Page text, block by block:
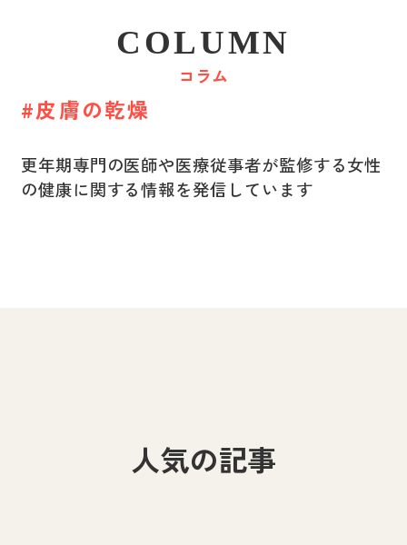
COLUMN
コラム
#皮膚の乾燥
更年期専門の医師や医療従事者が監修する女性
の健康に関する情報を発信しています
人気の記事